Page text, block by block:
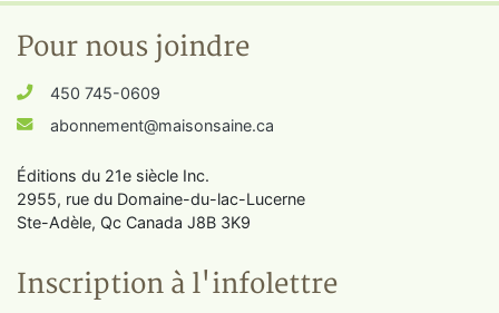
Pour nous joindre
450 745-0609
abonnement@maisonsaine.ca
Éditions du 21e siècle Inc.
2955, rue du Domaine-du-lac-Lucerne
Ste-Adèle, Qc Canada J8B 3K9
Inscription à l'infolettre